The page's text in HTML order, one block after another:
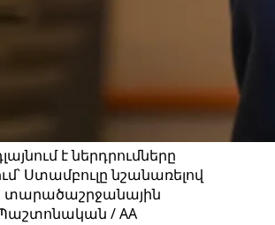
է ներդրումները
Ստամբուլը նշանառելով
տարածաշրջանային
/ AA